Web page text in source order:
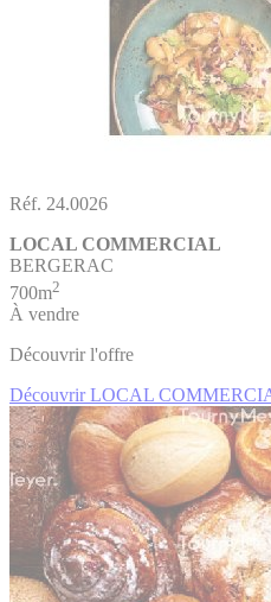
Réf. 24.0026
LOCAL COMMERCIAL
BERGERAC
700m2
À vendre
Découvrir l'offre
Découvrir LOCAL